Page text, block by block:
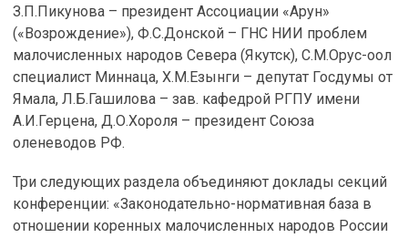
З.П.Пикунова – президент Ассоциации «Арун»
(«Возрождение»), Ф.С.Донской – ГНС НИИ проблем
малочисленных народов Севера (Якутск), С.М.Орус-оол
специалист Миннаца, Х.М.Езынги – депутат Госдумы от
Ямала, Л.Б.Гашилова – зав. кафедрой РГПУ имени
А.И.Герцена, Д.О.Хороля – президент Союза
оленеводов РФ.
Три следующих раздела объединяют доклады секций
конференции: «Законодательно-нормативная база в
отношении коренных малочисленных народов России